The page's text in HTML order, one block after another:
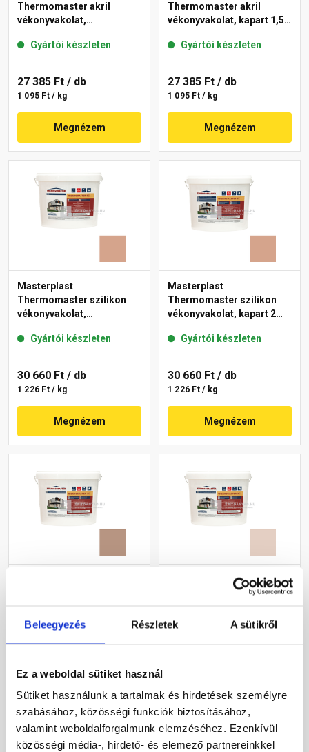
Beleegyezés Részletek A sütikről
Ez a weboldal sütiket használ
Sütiket használunk a tartalmak és hirdetések személyre
szabásához, közösségi funkciók biztosításához,
valamint weboldalforgalmunk elemzéséhez. Ezenkívül
közösségi média-, hirdető- és elemező partnereinkkel
Thermomaster akril
vékonyvakolat,
49-D 25 kg
Gyártói készleten
27 385 Ft / db
1 095 Ft / kg
Megnézem
Thermomaster akril
vékonyvakolat, kapart 1,5
Gyártói készleten
27 385 Ft / db
1 095 Ft / kg
Megnézem
Masterplast
Thermomaster szilikon
vékonyvakolat,
12-C 25 kg
Gyártói készleten
30 660 Ft / db
1 226 Ft / kg
Megnézem
Masterplast
Thermomaster szilikon
vékonyvakolat, kapart 2
Gyártói készleten
30 660 Ft / db
1 226 Ft / kg
Megnézem
gördülőszemcsés 2 mm
Gyártói készleten
29 765 Ft/ db
Megnézem
Thermomaster akril
gördülőszemcsés 2 mm
Gyártói készleten
Megnézem